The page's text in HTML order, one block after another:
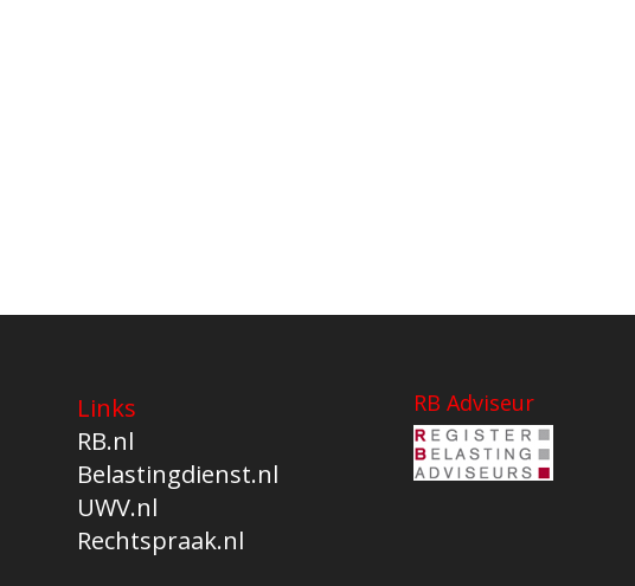
Links
RB.nl
Belastingdienst.nl
UWV.nl
Rechtspraak.nl
RB Adviseur